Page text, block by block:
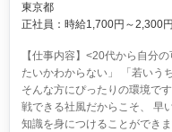
東京都
正社員：時給1,700円～2,300円
【仕事内容】<20代から自分
たいかわからない」 「若いう
そんな方にぴったりの環境で
戦できる社風だからこそ、 早
知識を身につけることができ